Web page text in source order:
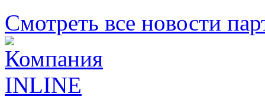
Смотреть все новости